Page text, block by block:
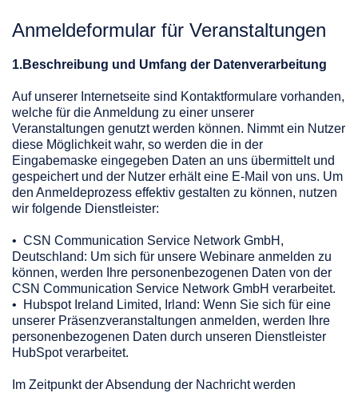
Anmeldeformular für Veranstaltungen
1.Beschreibung und Umfang der Datenverarbeitung
Auf unserer Internetseite sind Kontaktformulare vorhanden,
welche für die Anmeldung zu einer unserer
Veranstaltungen genutzt werden können. Nimmt ein Nutzer
diese Möglichkeit wahr, so werden die in der
Eingabemaske eingegeben Daten an uns übermittelt und
gespeichert und der Nutzer erhält eine E-Mail von uns. Um
den Anmeldeprozess effektiv gestalten zu können, nutzen
wir folgende Dienstleister:
• CSN Communication Service Network GmbH,
Deutschland: Um sich für unsere Webinare anmelden zu
können, werden Ihre personenbezogenen Daten von der
CSN Communication Service Network GmbH verarbeitet.
• Hubspot Ireland Limited, Irland: Wenn Sie sich für eine
unserer Präsenzveranstaltungen anmelden, werden Ihre
personenbezogenen Daten durch unseren Dienstleister
HubSpot verarbeitet.
Im Zeitpunkt der Absendung der Nachricht werden